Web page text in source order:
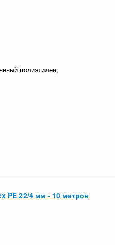
полиэтилен;
PE 22/4 мм - 10 метров